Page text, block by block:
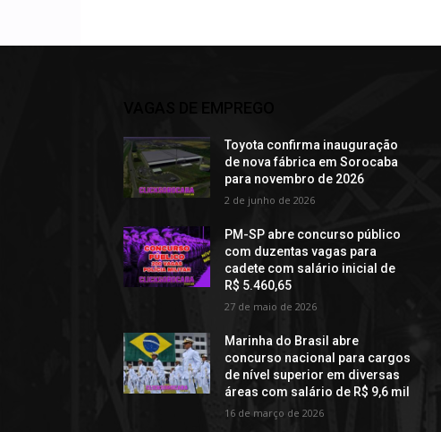
Toyota confirma inauguração
de nova fábrica em Sorocaba
para novembro de 2026
2 de junho de 2026
PM-SP abre concurso público
com duzentas vagas para
cadete com salário inicial de
R$ 5.460,65
27 de maio de 2026
Marinha do Brasil abre
concurso nacional para cargos
de nível superior em diversas
áreas com salário de R$ 9,6 mil
16 de março de 2026